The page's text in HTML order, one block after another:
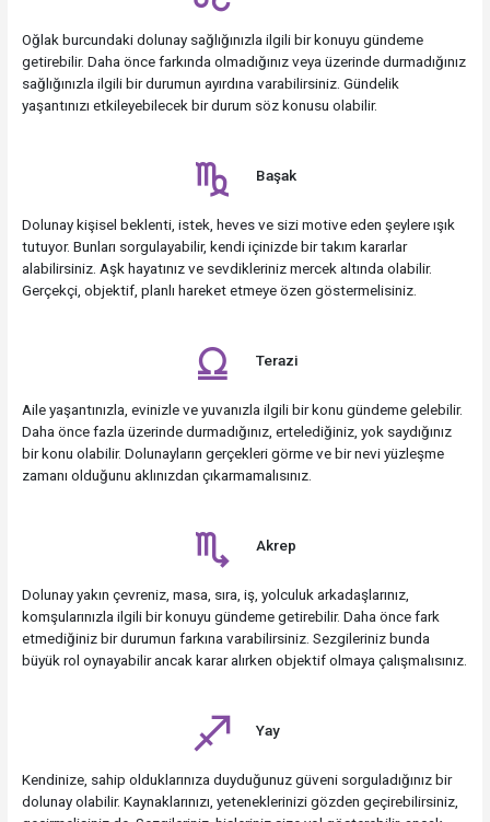
Oğlak burcundaki dolunay sağlığınızla ilgili bir konuyu gündeme
getirebilir. Daha önce farkında olmadığınız veya üzerinde durmadığınız
sağlığınızla ilgili bir durumun ayırdına varabilirsiniz. Gündelik
yaşantınızı etkileyebilecek bir durum söz konusu olabilir.
Başak
Dolunay kişisel beklenti, istek, heves ve sizi motive eden şeylere ışık
tutuyor. Bunları sorgulayabilir, kendi içinizde bir takım kararlar
alabilirsiniz. Aşk hayatınız ve sevdikleriniz mercek altında olabilir.
Gerçekçi, objektif, planlı hareket etmeye özen göstermelisiniz.
Terazi
Aile yaşantınızla, evinizle ve yuvanızla ilgili bir konu gündeme gelebilir.
Daha önce fazla üzerinde durmadığınız, ertelediğiniz, yok saydığınız
bir konu olabilir. Dolunayların gerçekleri görme ve bir nevi yüzleşme
zamanı olduğunu aklınızdan çıkarmamalısınız.
Akrep
Dolunay yakın çevreniz, masa, sıra, iş, yolculuk arkadaşlarınız,
komşularınızla ilgili bir konuyu gündeme getirebilir. Daha önce fark
etmediğiniz bir durumun farkına varabilirsiniz. Sezgileriniz bunda
büyük rol oynayabilir ancak karar alırken objektif olmaya çalışmalısınız.
Yay
Kendinize, sahip olduklarınıza duyduğunuz güveni sorguladığınız bir
dolunay olabilir. Kaynaklarınızı, yeteneklerinizi gözden geçirebilirsiniz,